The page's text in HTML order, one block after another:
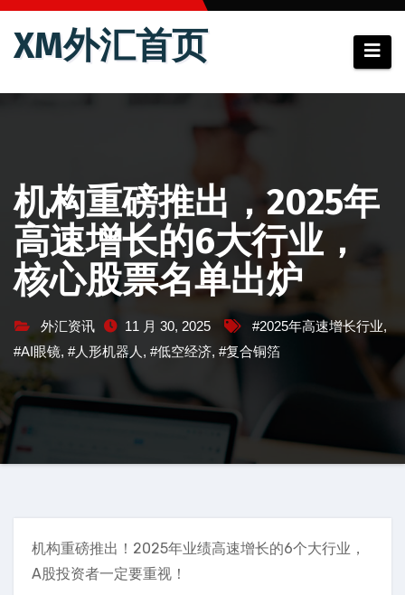
跳
XM外汇首页
机构重磅推出，2025年
高速增长的6大行业，
核心股票名单出炉
外汇资讯 11 月 30, 2025 #2025年高速增长行业,
#AI眼镜, #人形机器人 , #低空经济, #复合铜箔
机构重磅推出！2025年业绩高速增长的6个大行业，
A股投资者一定要重视！